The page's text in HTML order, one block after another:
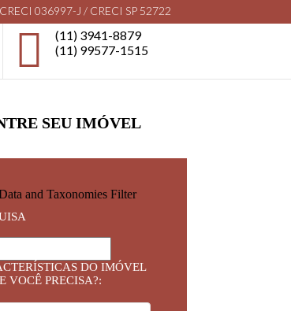
CRECI 036997-J / CRECI SP 52722
(11) 3941-8879
(11) 99577-1515
SEU IMÓVEL
and Taxonomies Filter
DO IMÓVEL
VOCÊ PRECISA?: